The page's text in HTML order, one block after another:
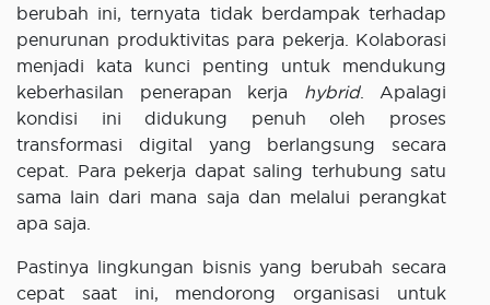
berubah ini, ternyata tidak berdampak terhadap
penurunan produktivitas para pekerja. Kolaborasi
menjadi kata kunci penting untuk mendukung
keberhasilan penerapan kerja hybrid. Apalagi
kondisi ini didukung penuh oleh proses
transformasi digital yang berlangsung secara
cepat. Para pekerja dapat saling terhubung satu
sama lain dari mana saja dan melalui perangkat
apa saja.
Pastinya lingkungan bisnis yang berubah secara
cepat saat ini, mendorong organisasi untuk